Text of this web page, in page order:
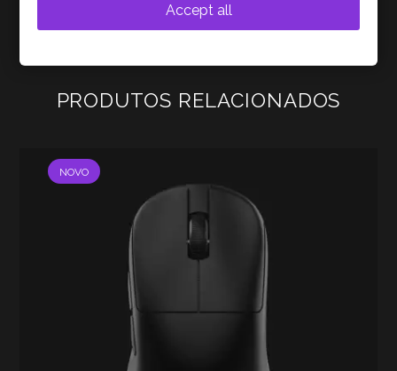
PRODUTOS RELACIONADOS
NOVO
Accept all